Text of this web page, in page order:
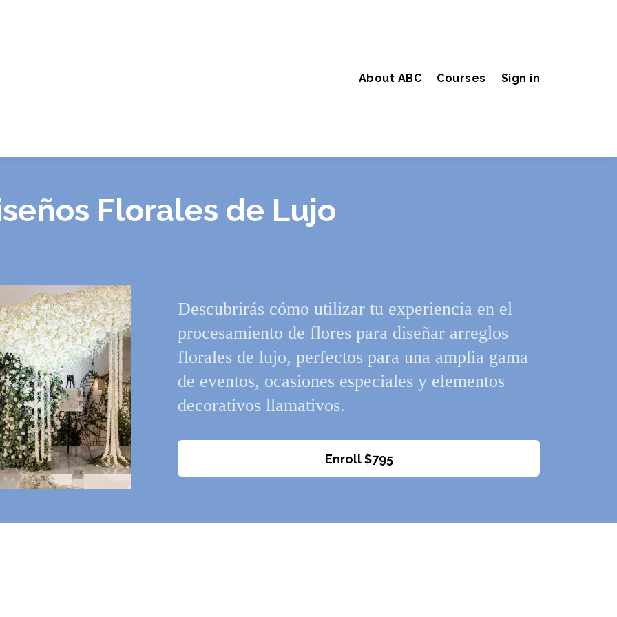
About ABC Courses Sign in
Florales de Lujo
Descubrirás cómo utilizar tu experiencia en el
procesamiento de flores para diseñar arreglos
florales de lujo, perfectos para una amplia gama
de eventos, ocasiones especiales y elementos
decorativos llamativos.
Enroll $795